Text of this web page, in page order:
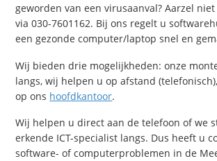
geworden van een virusaanval? Aarzel
via 030-7601162. Bij ons regelt u
een gezonde computer/laptop snel en
Wij bieden drie mogelijkheden: onze
langs, wij helpen u op afstand
op ons hoofdkantoor.
Wij helpen u direct aan de telefoon of we
erkende ICT-specialist langs. Dus heeft u
software- of computerproblemen in de